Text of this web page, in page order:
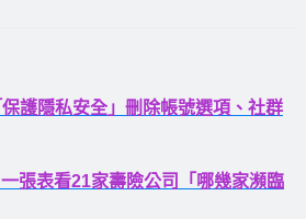
護隱私安全」刪除帳號選項、社群
張表看21家壽險公司「哪幾家瀕臨